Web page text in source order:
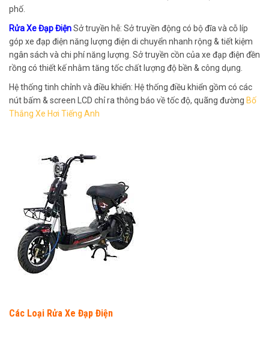
phố.
Rửa Xe Đạp ĐiệnSở truyền hễ: Sở truyền động có bộ đĩa và cỗ líp
góp xe đạp điện năng lượng điện di chuyển nhanh rộng & tiết kiệm
ngân sách và chi phí năng lượng. Sở truyền cồn của xe đạp điện đền
rồng có thiết kế nhằm tăng tốc chất lượng độ bền & công dụng.
Hệ thống tinh chỉnh và điều khiển: Hệ thống điều khiển gồm có các
nút bấm & screen LCD chỉ ra thông báo về tốc độ, quãng đường Bố
Thắng Xe Hơi Tiếng Anh
Các Loại Rửa Xe Đạp Điện